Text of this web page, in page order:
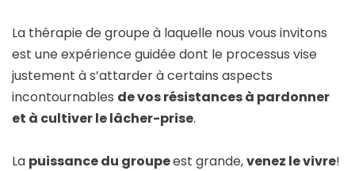
La thérapie de groupe à laquelle nous vous invitons
est une expérience guidée dont le processus vise
justement à s’attarder à certains aspects
incontournables de vos résistances à pardonner
et à cultiver le lâcher-prise.
La puissance du groupeest grande,venez le vivre!